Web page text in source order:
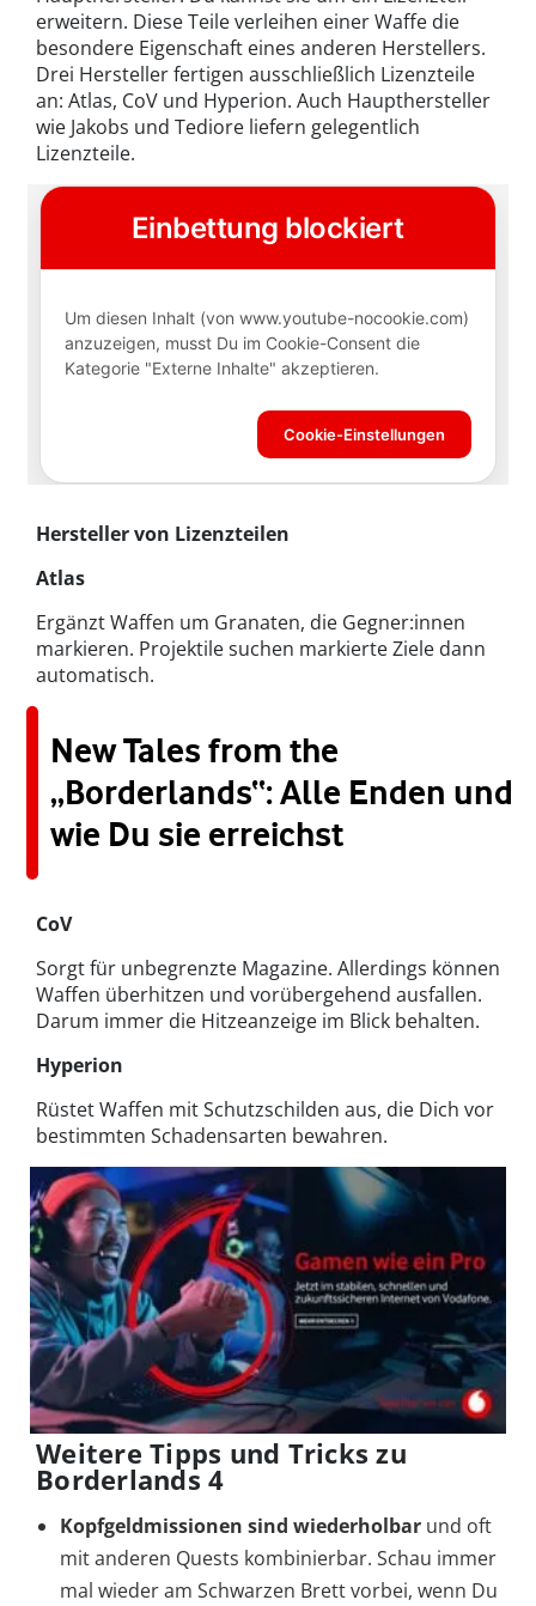
erweitern. Diese Teile verleihen einer Waffe die
besondere Eigenschaft eines anderen Herstellers.
Drei Hersteller fertigen ausschließlich Lizenzteile
an: Atlas, CoV und Hyperion. Auch Haupthersteller
wie Jakobs und Tediore liefern gelegentlich
Lizenzteile.
Hersteller von Lizenzteilen
Atlas
Ergänzt Waffen um Granaten, die Gegner:innen
markieren. Projektile suchen markierte Ziele dann
automatisch.
New Tales from the
„Borderlands“: Alle Enden und
wie Du sie erreichst
CoV
Sorgt für unbegrenzte Magazine. Allerdings können
Waffen überhitzen und vorübergehend ausfallen.
Darum immer die Hitzeanzeige im Blick behalten.
Hyperion
Rüstet Waffen mit Schutzschilden aus, die Dich vor
bestimmten Schadensarten bewahren.
Weitere Tipps und Tricks zu
Borderlands 4
Kopfgeldmissionen sind wiederholbar und oft
mit anderen Quests kombinierbar. Schau immer
mal wieder am Schwarzen Brett vorbei, wenn Du